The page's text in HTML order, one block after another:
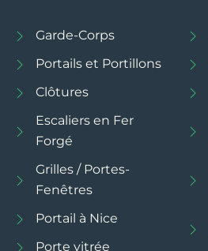
Garde-Corps
Portails et Portillons
Clôtures
Escaliers en Fer
Forgé
Grilles / Portes-
Fenêtres
Portail à Nice
Porte vitrée